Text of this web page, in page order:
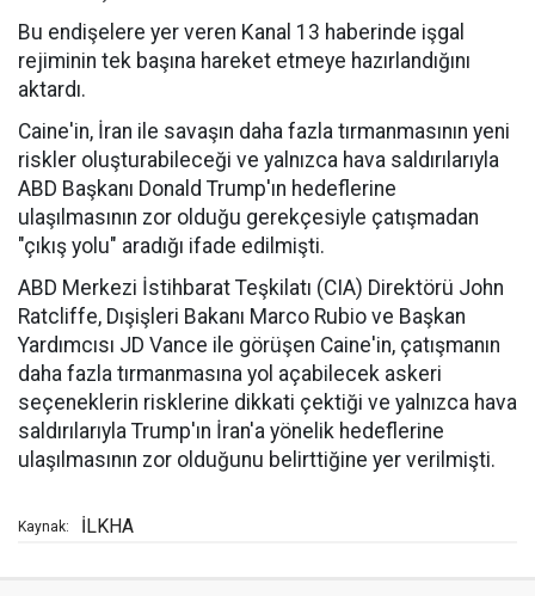
Bu endişelere yer veren Kanal 13 haberinde işgal
rejiminin tek başına hareket etmeye hazırlandığını
aktardı.
Caine'in, İran ile savaşın daha fazla tırmanmasının yeni
riskler oluşturabileceği ve yalnızca hava saldırılarıyla
ABD Başkanı Donald Trump'ın hedeflerine
ulaşılmasının zor olduğu gerekçesiyle çatışmadan
"çıkış yolu" aradığı ifade edilmişti.
ABD Merkezi İstihbarat Teşkilatı (CIA) Direktörü John
Ratcliffe, Dışişleri Bakanı Marco Rubio ve Başkan
Yardımcısı JD Vance ile görüşen Caine'in, çatışmanın
daha fazla tırmanmasına yol açabilecek askeri
seçeneklerin risklerine dikkati çektiği ve yalnızca hava
saldırılarıyla Trump'ın İran'a yönelik hedeflerine
ulaşılmasının zor olduğunu belirttiğine yer verilmişti.
Kaynak: İLKHA